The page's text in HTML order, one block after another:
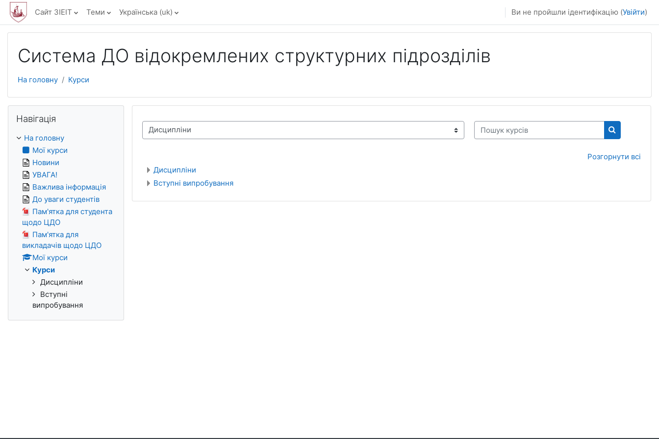
Перейти до головного вмісту
Сайт ЗІЕІТ Теми Українська ‎(uk)‎ Ви не пройшли ідентифікацію (Увійти)
Система ДО відокремлених структурних підрозділів
На головну Курси
Категорії курсів
Пошук курсів
Пошук курсів
Розгорнути всі
Дисципліни
Вступні випробування
Навігація
На головну
Мої курси
Новини
УВАГА!
Важлива інформація
До уваги студентів
Пам'ятка для студента
щодо ЦДО
Пам'ятка для
викладачів щодо ЦДО
Мої курси
Курси
Дисципліни
Вступні
випробування